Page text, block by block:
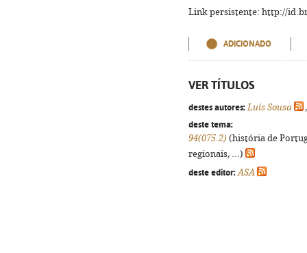
Link persistente: http://
ADICIONADO
VER TÍTULOS
destes autores: Luís Sousa
deste tema:
94(075.2) (história de
regionais, ...)
deste editor: ASA